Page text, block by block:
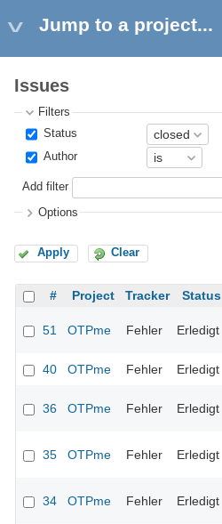
Jump to a project...
Issues
Filters
Status
Author
Add filter
Options
Apply Clear
# Project Tracker Status
51 OTPme Fehler Erledigt
40
OTPme Fehler Erledigt
36 OTPme Fehler Erledigt
35 OTPme Fehler Erledigt
34 OTPme Fehler Erledigt